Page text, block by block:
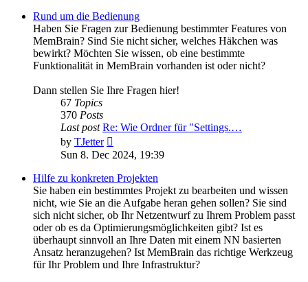
post
Rund um die Bedienung
Haben Sie Fragen zur Bedienung bestimmter Features von
MemBrain? Sind Sie nicht sicher, welches Häkchen was
bewirkt? Möchten Sie wissen, ob eine bestimmte
Funktionalität in MemBrain vorhanden ist oder nicht?
Dann stellen Sie Ihre Fragen hier!
67 Topics
370 Posts
Last post Re: Wie Ordner für "Settings.…
by TJetter
the
post
Sun 8. Dec 2024, 19:39
Hilfe zu konkreten Projekten
Sie haben ein bestimmtes Projekt zu bearbeiten und wissen
nicht, wie Sie an die Aufgabe heran gehen sollen? Sie sind
sich nicht sicher, ob Ihr Netzentwurf zu Ihrem Problem passt
oder ob es da Optimierungsmöglichkeiten gibt? Ist es
überhaupt sinnvoll an Ihre Daten mit einem NN basierten
Ansatz heranzugehen? Ist MemBrain das richtige Werkzeug
für Ihr Problem und Ihre Infrastruktur?